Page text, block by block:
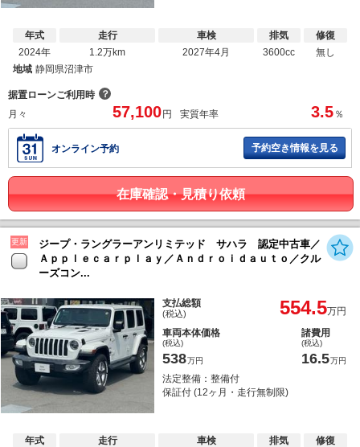
年式
2024年
走行
1.2万km
車検
2027年4月
排気
3600cc
修復
無し
地域 静岡県沼津市
据置ローンご利用時 ？
月々
57,100円 実質年率 3.5 ％
オンライン予約 予約空き情報を見る
在庫確認・見積り依頼
更新
ジープ・ラングラーアンリミテッド サハラ 認定中古車／
Ａｐｐｌｅｃａｒｐｌａｙ／Ａｎｄｒｏｉｄａｕｔｏ／クル
ーズコン...
支払総額
(税込) 554.5万円
車両本体価格
(税込)
538万円
諸費用
(税込)
16.5万円
法定整備：整備付
保証付 (12ヶ月・走行無制限)
年式
走行
車検
排気
修復